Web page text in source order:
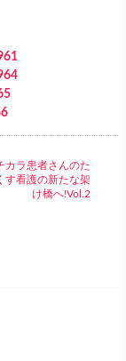
カラ患者さんのた
す看護の新たな架
け橋へ!Vol.2